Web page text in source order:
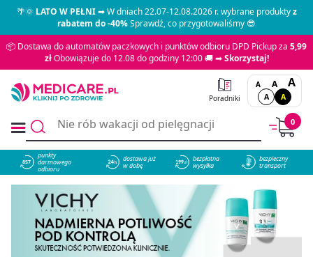
🌴🌞LATO W PEŁNI➡ W dniach 22.07-12.08.2026 r. wybrane produktyz
rabatem do -40%Sprawdź, co przygotowaliśmy 😎
📦 Dostawa do automatów paczkowych i punktów odbioru DPD Pickup za 5,99
złObowiązuje do 12.08 do godziny 12:00 🚚 ➡Skorzystaj!
Poradniki
A A A
A A
0
857
punkty
darmowego
odbioru
dostawa już
w dobę
bezpłatna
wysyłka
bezpieczny
transport